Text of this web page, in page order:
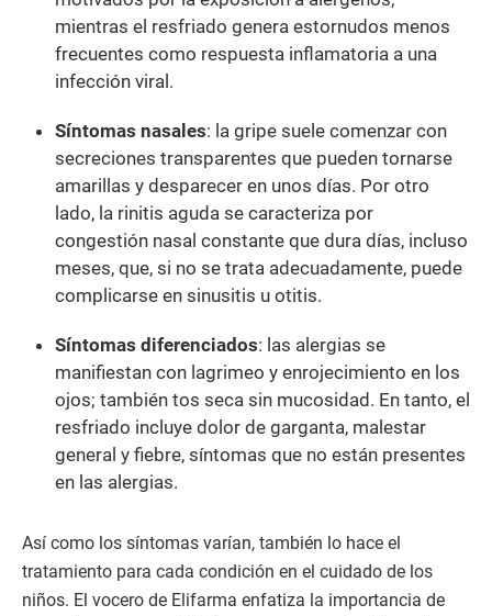
mientras el resfriado genera estornudos menos
frecuentes como respuesta inflamatoria a una
infección viral.
Síntomas nasales: la gripe suele comenzar con
secreciones transparentes que pueden tornarse
amarillas y desparecer en unos días. Por otro
lado, la rinitis aguda se caracteriza por
congestión nasal constante que dura días, incluso
meses, que, si no se trata adecuadamente, puede
complicarse en sinusitis u otitis.
Síntomas diferenciados: las alergias se
manifiestan con lagrimeo y enrojecimiento en los
ojos; también tos seca sin mucosidad. En tanto, el
resfriado incluye dolor de garganta, malestar
general y fiebre, síntomas que no están presentes
en las alergias.
Así como los síntomas varían, también lo hace el
tratamiento para cada condición en el cuidado de los
niños. El vocero de Elifarma enfatiza la importancia de